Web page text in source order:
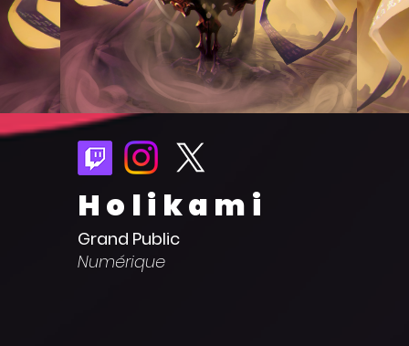
Holikami
Grand Public
Numérique